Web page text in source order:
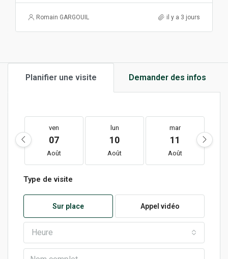
Romain GARGOUIL il y a 3 jours
Planifier une visite Demander des infos
ven
07
Août
lun
10
Août
mar
11
Août
Type de visite
Sur place Appel vidéo
Heure